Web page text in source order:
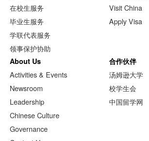
在校生服务
毕业生服务
学联代表服务
领事保护协助
Visit China
Apply Visa
About Us
Activities & Events
Newsroom
Leadership
Chinese Culture
Governance
合作伙伴
汤姆逊大学
校学生会
中国留学网